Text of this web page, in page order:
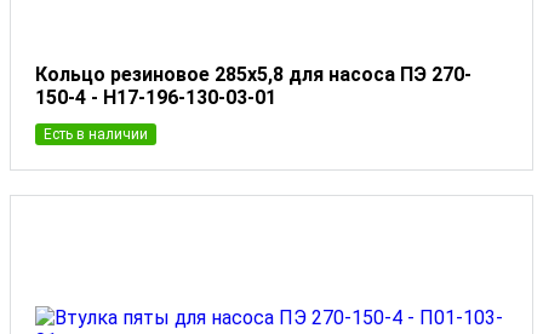
Кольцо резиновое 285x5,8 для насоса ПЭ 270-
150-4 - Н17-196-130-03-01
Есть в наличии